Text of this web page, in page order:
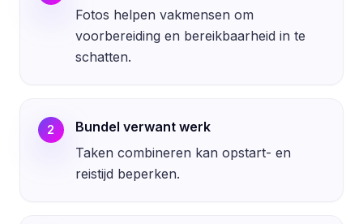
Fotos helpen vakmensen om
voorbereiding en bereikbaarheid in te
schatten.
2
Bundel verwant werk
Taken combineren kan opstart- en
reistijd beperken.